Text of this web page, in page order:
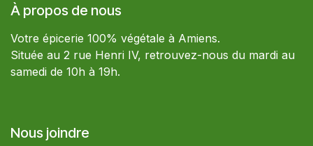
À propos de nous
Votre épicerie 100% végétale à Amiens.
Située au 2 rue Henri IV, retrouvez-nous du mardi au
samedi de 10h à 19h.
Nous joindre